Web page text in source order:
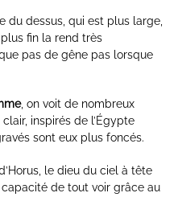
du dessus, qui est plus large,
fin la rend très
pas de gêne pas lorsque
, on voit de nombreux
inspirés de l’Égypte
sont eux plus foncés.
le dieu du ciel à tête
de tout voir grâce au